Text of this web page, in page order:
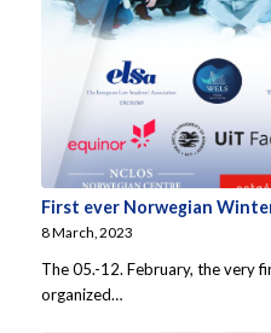
First ever Norwegian
8 March, 2023
The 05.-12. February, the very
organized…